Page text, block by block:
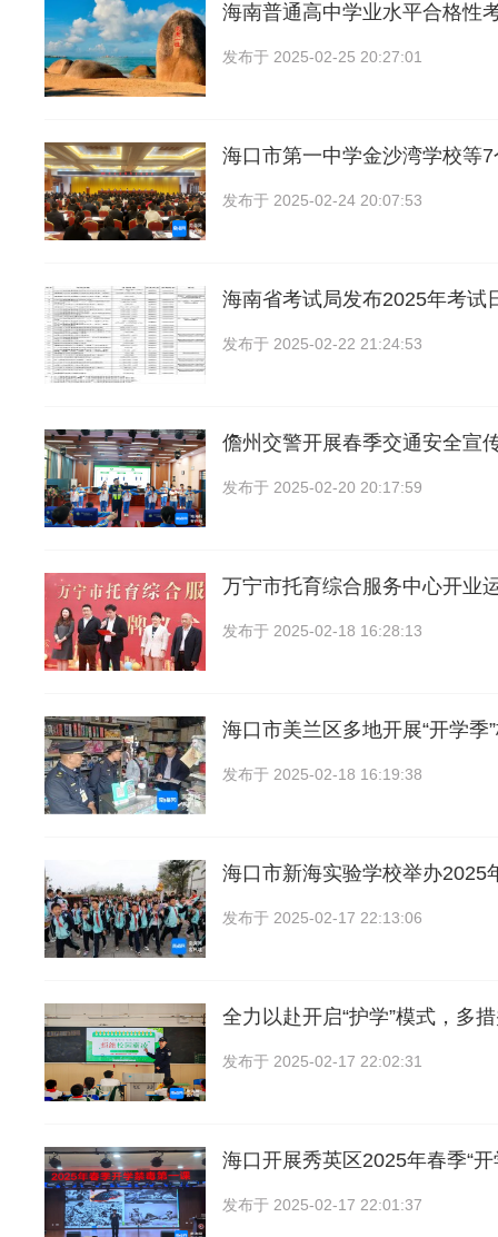
海南普通高中学业水平合格性
发布于 2025-02-25 20:27:01
海口市第一中学金沙湾学校等
发布于 2025-02-24 20:07:53
海南省考试局发布2025年考试
发布于 2025-02-22 21:24:53
儋州交警开展春季交通安全宣
发布于 2025-02-20 20:17:59
万宁市托育综合服务中心开业
发布于 2025-02-18 16:28:13
海口市美兰区多地开展“开学季
发布于 2025-02-18 16:19:38
海口市新海实验学校举办2025
发布于 2025-02-17 22:13:06
全力以赴开启“护学”模式，多
发布于 2025-02-17 22:02:31
海口开展秀英区2025年春季“开
发布于 2025-02-17 22:01:37